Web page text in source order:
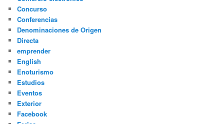
Concurso
Conferencias
Denominaciones de Origen
Directa
emprender
English
Enoturismo
Estudios
Eventos
Exterior
Facebook